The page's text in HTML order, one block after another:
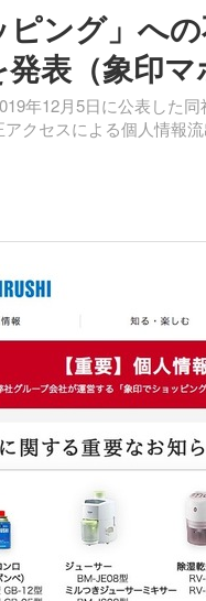
ピング」へ
表（象印マ
年12月5日に公表した
クセスによる個人情報